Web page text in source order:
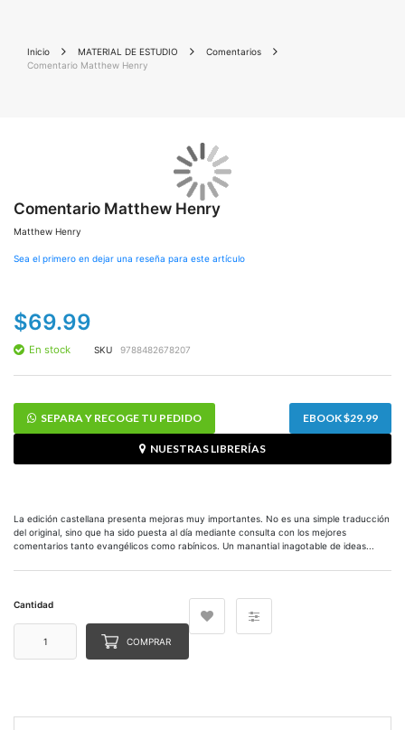
Inicio MATERIAL DE ESTUDIO
Comentarios
Comentario Matthew Henry
final
de
la
de
Comentario Matthew Henry
Matthew Henry
Sea el primero en dejar una reseña para este artículo
$69.99
En stock SKU 9788482678207
SEPARA Y RECOGE TU PEDIDO EBOOK $29.99
NUESTRAS LIBRERÍAS
La edición castellana presenta mejoras muy importantes. No es una simple traducción
del original, sino que ha sido puesta al día mediante consulta con los mejores
comentarios tanto evangélicos como rabínicos. Un manantial inagotable de ideas...
Cantidad
COMPRAR